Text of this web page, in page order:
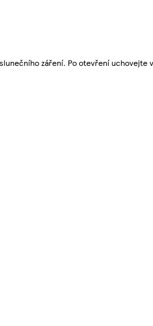
záření. Po otevření uchovejte